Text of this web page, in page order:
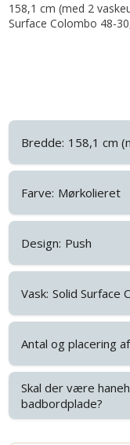
158,1 cm (med 2
Surface Colombo 48-
Bredde: 158,1 cm
Farve: Mørkolieret
Design: Push
Vask: Solid Surface
Antal og placering
Skal der være
badbordplade?